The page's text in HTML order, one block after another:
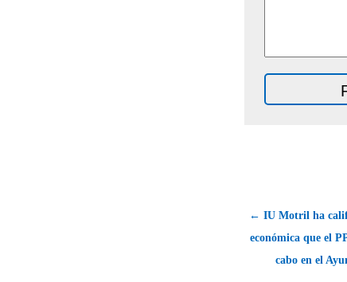
← IU Motril ha
económica que el
cabo en el